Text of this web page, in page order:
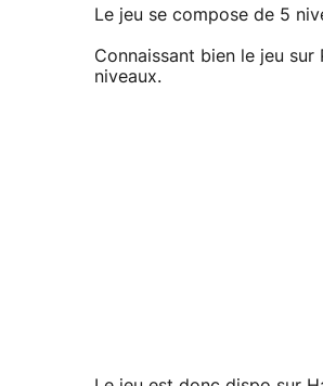
Le jeu se compose de 5
Connaissant bien le jeu
niveaux.